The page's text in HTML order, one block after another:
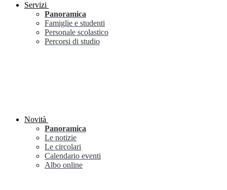
Servizi
Panoramica
Famiglie e studenti
Personale scolastico
Percorsi di studio
Novità
Panoramica
Le notizie
Le circolari
Calendario eventi
Albo online